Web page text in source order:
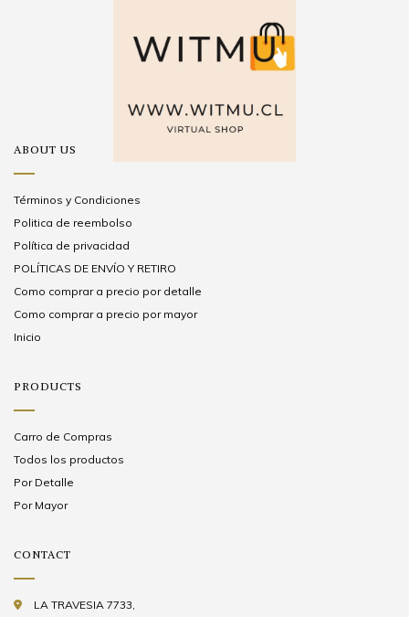
ABOUT US
Términos y Condiciones
Politica de reembolso
Política de privacidad
POLÍTICAS DE ENVÍO Y RETIRO
Como comprar a precio por detalle
Como comprar a precio por mayor
Inicio
PRODUCTS
Carro de Compras
Todos los productos
Por Detalle
Por Mayor
CONTACT
LA TRAVESIA 7733,